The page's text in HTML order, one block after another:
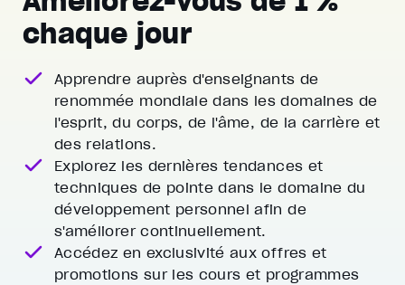
chaque jour
Apprendre auprès d'enseignants de
renommée mondialedans les domaines de
l'esprit, du corps, de l'âme, de la carrière et
des relations.
Explorez les dernières tendances et
techniques de pointe dans le domaine du
développement personnel afin de
s'améliorer continuellement.
Accédez en exclusivité aux offres et
promotions sur les cours et programmes